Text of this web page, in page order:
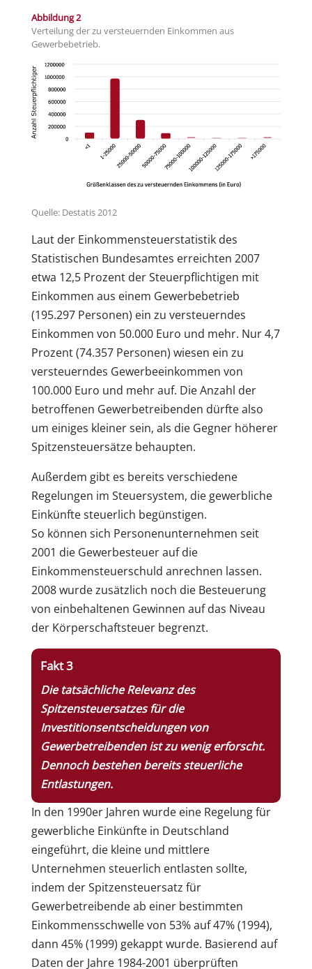
Abbildung 2
Verteilung der zu versteuernden Einkommen aus
Gewerbebetrieb.
Quelle: Destatis 2012
Laut der Einkommensteuerstatistik des
Statistischen Bundesamtes erreichten 2007
etwa 12,5 Prozent der Steuerpflichtigen mit
Einkommen aus einem Gewerbebetrieb
(195.297 Personen) ein zu versteuerndes
Einkommen von 50.000 Euro und mehr. Nur 4,7
Prozent (74.357 Personen) wiesen ein zu
versteuerndes Gewerbeeinkommen von
100.000 Euro und mehr auf. Die Anzahl der
betroffenen Gewerbetreibenden dürfte also
um einiges kleiner sein, als die Gegner höherer
Spitzensteuersätze behaupten.
Außerdem gibt es bereits verschiedene
Regelungen im Steuersystem, die gewerbliche
Einkünfte steuerlich begünstigen.
So können sich Personenunternehmen seit
2001 die Gewerbesteuer auf die
Einkommensteuerschuld anrechnen lassen.
2008 wurde zusätzlich noch die Besteuerung
von einbehaltenen Gewinnen auf das Niveau
der Körperschaftsteuer begrenzt.
Fakt 3
Die tatsächliche Relevanz des
Spitzensteuersatzes für die
Investitionsentscheidungen von
Gewerbetreibenden ist zu wenig erforscht.
Dennoch bestehen bereits steuerliche
Entlastungen.
In den 1990er Jahren wurde eine Regelung für
gewerbliche Einkünfte in Deutschland
eingeführt, die kleine und mittlere
Unternehmen steuerlich entlasten sollte,
indem der Spitzensteuersatz für
Gewerbetreibende ab einer bestimmten
Einkommensschwelle von 53% auf 47% (1994),
dann 45% (1999) gekappt wurde. Basierend auf
Daten der Jahre 1984-2001 überprüften